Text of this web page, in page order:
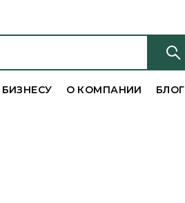
БИЗНЕСУ О КОМПАНИИ БЛОГ